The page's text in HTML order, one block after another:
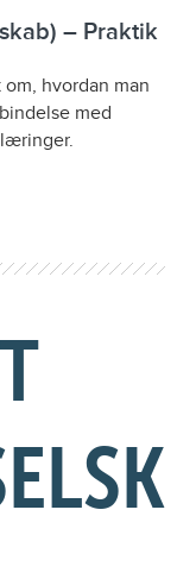
– Praktik
hvordan man
med